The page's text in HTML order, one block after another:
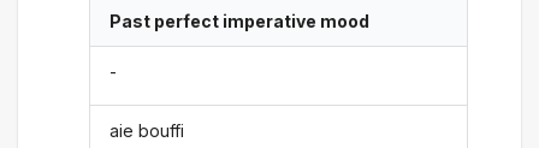
Past perfect imperative mood
-
aie bouffi